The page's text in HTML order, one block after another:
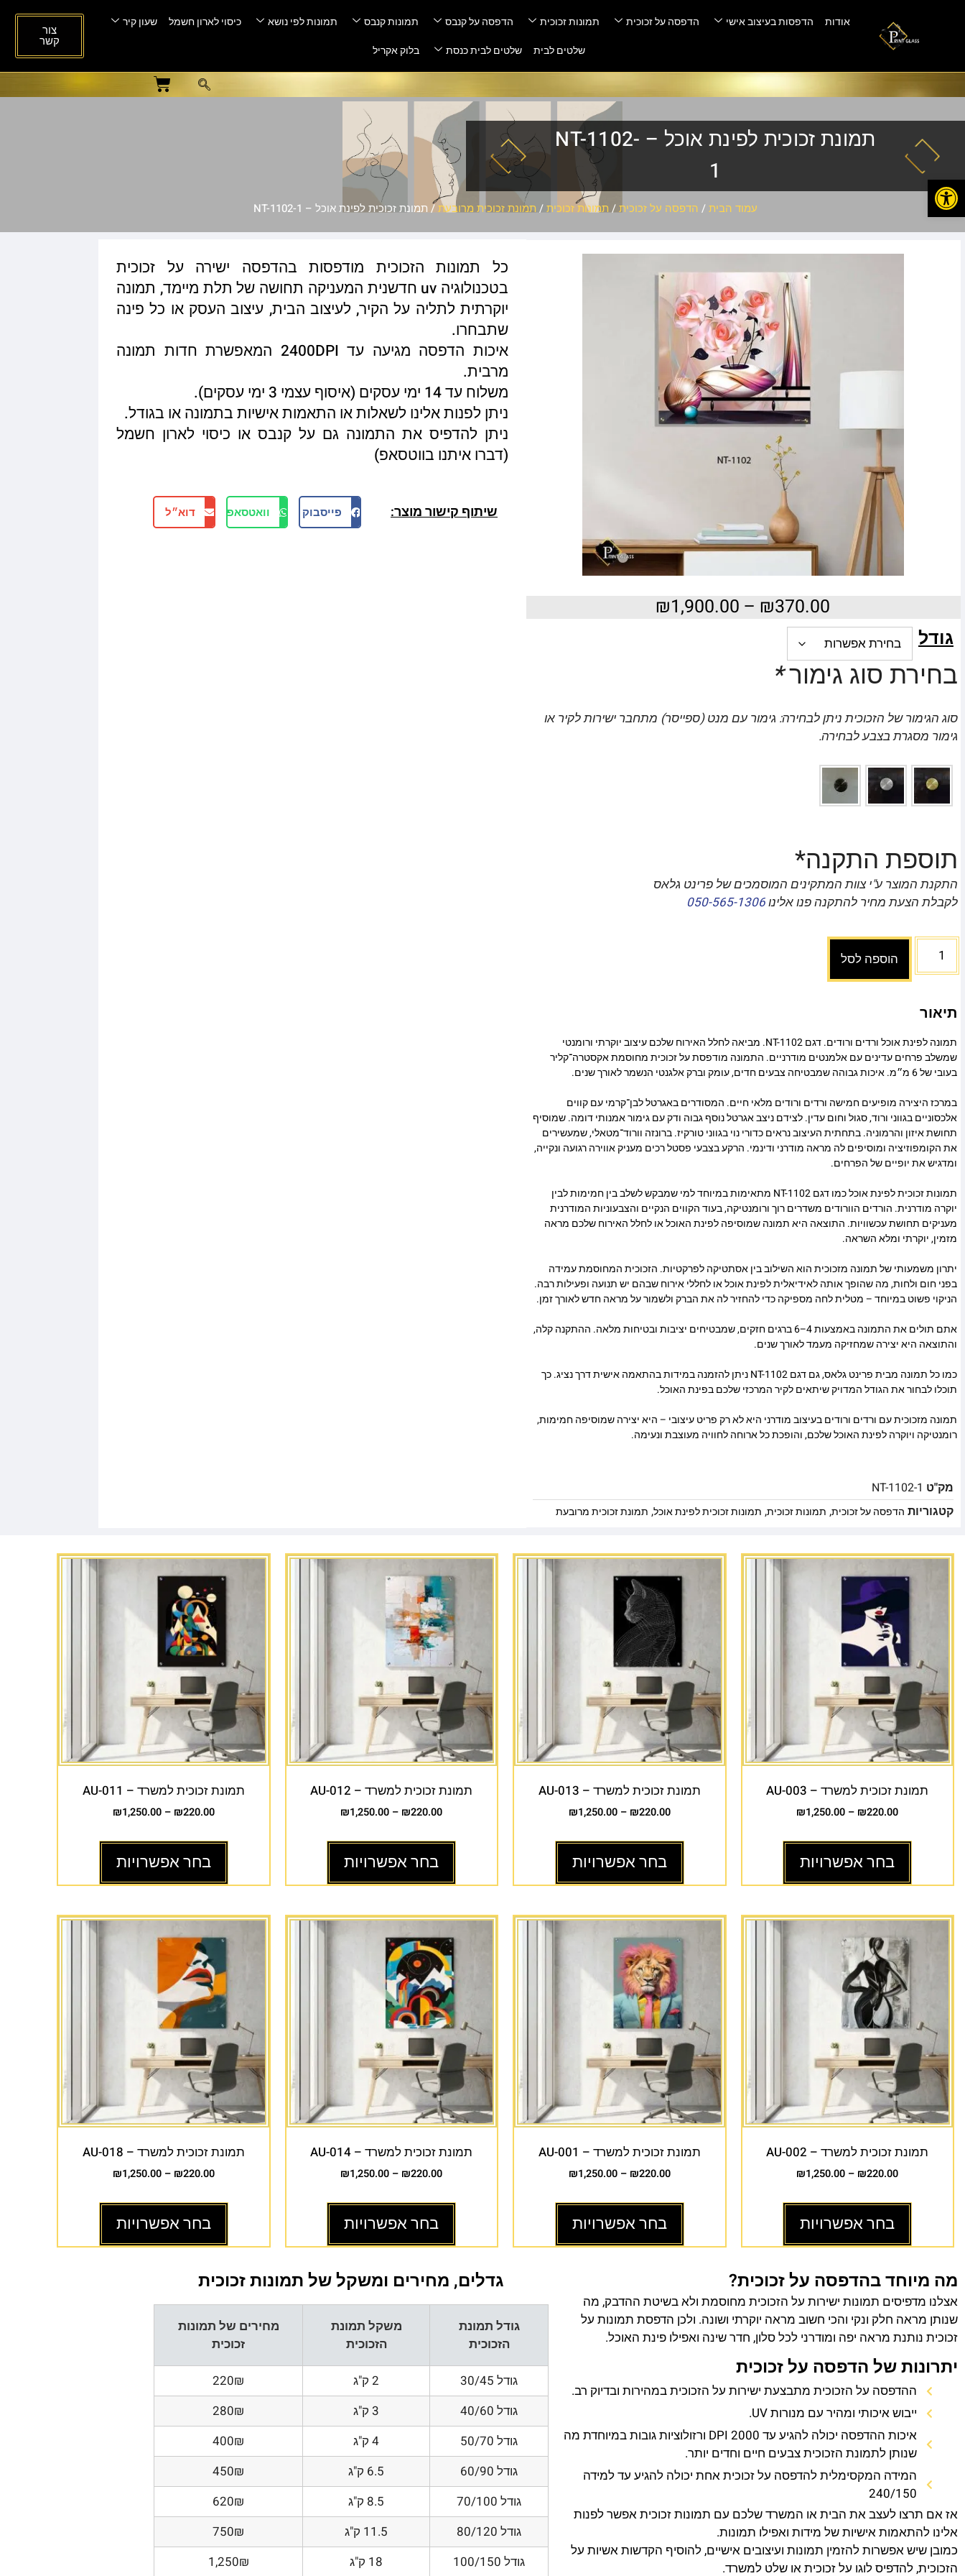
אודות הדפסות בעיצוב אישי הדפסה על זכוכית תמונות זכוכית הדפסה על קנבס תמונות קנבס תמונות לפי נושא כיסוי לארון חשמל
שעון קיר
שלטים לבית
שלטים לבית כנסת בלוק אקריל
צור
קשר
תמונת זכוכית לפינת אוכל – NT-1102-
1
עמוד הבית/ הדפסה על זכוכית/תמונות זכוכית/ תמונת זכוכית מרובעת/ תמונת זכוכית לפינת אוכל – NT-1102-1
₪370.00
–
₪1,900.00
גודל
בחירת סוג גימור*
סוג הגימור של הזכוכית ניתן לבחירה: גימור עם מנט (ספייסר) מתחבר ישירות לקיר או
גימור מסגרת בצבע לבחירה.
תוספת התקנה*
התקנת המוצר ע"י צוות המתקינים המוסמכים של פרינט גלאס
לקבלת הצעת מחיר להתקנה פנו אלינו050-565-1306
הוספה לסל
תיאור
תמונה לפינת אוכל ורדים ורודים. דגם NT-1102. מביאה לחלל האירוח שלכם עיצוב יוקרתי ורומנטי
שמשלב פרחים עדינים עם אלמנטים מודרניים. התמונה מודפסת על זכוכית מחוסמת אקסטרה־קליר
בעובי של 6 מ״מ. איכות גבוהה שמבטיחה צבעים חדים, עומק וברק אלגנטי הנשמר לאורך שנים.
במרכז היצירה מופיעים חמישה ורדים ורודים מלאי חיים. המסודרים באגרטל לבן־קרמי עם קווים
אלכסוניים בגווני ורוד, סגול וחום עדין. לצידם ניצב אגרטל נוסף גבוה ודק עם גימור אמנותי דומה. שמוסיף
תחושת איזון והרמוניה. בתחתית העיצוב נראים כדורי נוי בגווני טורקיז. ברונזה וורוד־מטאלי, שמעשירים
את הקומפוזיציה ומוסיפים לה מראה מודרני ודינמי. הרקע בצבעי פסטל רכים מעניק אווירה רגועה ונקייה,
ומדגיש את יופיים של הפרחים.
תמונות זכוכית לפינת אוכל כמו דגם NT-1102 מתאימות במיוחד למי שמבקש לשלב בין חמימות לבין
יוקרה מודרנית. הורדים הוורודים משדרים רוך ורומנטיקה, בעוד הקווים הנקיים והצבעוניות המודרנית
מעניקים תחושת עכשוויות. התוצאה היא תמונה שמוסיפה לפינת האוכל או לחלל האירוח שלכם מראה
מזמין, יוקרתי ומלא השראה.
יתרון משמעותי של תמונה מזכוכית הוא השילוב בין אסתטיקה לפרקטיות. הזכוכית המחוסמת עמידה
בפני חום ולחות, מה שהופך אותה לאידיאלית לפינת אוכל או לחללי אירוח שבהם יש תנועה ופעילות רבה.
הניקוי פשוט במיוחד – מטלית לחה מספיקה כדי להחזיר לה את הברק ולשמור על מראה חדש לאורך זמן.
אתם תולים את התמונה באמצעות 4–6 ברגים חזקים, שמבטיחים יציבות ובטיחות מלאה. ההתקנה קלה,
והתוצאה היא יצירה שמחזיקה מעמד לאורך שנים.
כמו כל תמונה מבית פרינט גלאס, גם דגם NT-1102 ניתן להזמנה במידות בהתאמה אישית דרך נציג. כך
תוכלו לבחור את הגודל המדויק שיתאים לקיר המרכזי שלכם בפינת האוכל.
תמונה מזכוכית עם ורדים ורודים בעיצוב מודרני היא לא רק פריט עיצובי – היא יצירה שמוסיפה חמימות,
רומנטיקה ויוקרה לפינת האוכל שלכם, והופכת כל ארוחה לחוויה מעוצבת ונעימה.
מק"ט NT-1102-1
קטגוריות הדפסה על זכוכית, תמונות זכוכית, תמונות זכוכית לפינת אוכל, תמונת זכוכית מרובעת
כל תמונות הזכוכית מודפסות בהדפסה ישירה על זכוכית
בטכנולוגיה uv חדשנית המעניקה תחושה של תלת מיימד, תמונה
יוקרתית לתליה על הקיר, לעיצוב הבית, עיצוב העסק או כל פינה
שתבחרו.
איכות הדפסה מגיעה עד 2400DPI המאפשרת חדות תמונה
מרבית.
משלוח עד 14 ימי עסקים (איסוף עצמי 3 ימי עסקים).
ניתן לפנות אלינו לשאלות או התאמות אישיות בתמונה או בגודל.
ניתן להדפיס את התמונה גם על קנבס או כיסוי לארון חשמל
(דברו איתנו בווטסאפ)
שיתוף קישור מוצר: פייסבוק וואטסאפ דוא״ל
תמונת זכוכית למשרד – AU-003
₪220.00
–
₪1,250.00
בחר אפשרויות
תמונת זכוכית למשרד – AU-013
₪220.00
–
₪1,250.00
בחר אפשרויות
תמונת זכוכית למשרד – AU-012
₪220.00
–
₪1,250.00
בחר אפשרויות
תמונת זכוכית למשרד – AU-011
₪220.00
–
₪1,250.00
בחר אפשרויות
תמונת זכוכית למשרד – AU-002
₪220.00
–
₪1,250.00
בחר אפשרויות
תמונת זכוכית למשרד – AU-001
₪220.00
–
₪1,250.00
בחר אפשרויות
תמונת זכוכית למשרד – AU-014
₪220.00
–
₪1,250.00
בחר אפשרויות
תמונת זכוכית למשרד – AU-018
₪220.00
–
₪1,250.00
בחר אפשרויות
מה מיוחד בהדפסה על זכוכית?
אצלנו מדפיסים תמונות ישירות על הזכוכית מחוסמת ולא בשיטת ההדבק, מה
שנותן מראה חלק ונקי והכי חשוב מראה יוקרתי ושונה. ולכן הדפסת תמונות על
זכוכית נותנת מראה יפה ומודרני לכל סלון, חדר שינה ואפילו פינת האוכל.
יתרונות של הדפסה על זכוכית
ההדפסה על הזכוכית מתבצעת ישירות על הזכוכית במהירות ובדיוק רב.
ייבוש איכותי ומהיר עם מנורות UV.
איכות ההדפסה יכולה להגיע עד 2000 DPI ורזולוציות גובות במיוחדת מה
שנותן לתמונת הזכוכית צבעים חיים וחדים יותר.
המידה המקסימלית להדפסה על זכוכית אחת יכולה להגיע עד למידה
240/150
אז אם תרצו לעצב את הבית או המשרד שלכם עם תמונות זכוכית אפשר לפנות
אלינו להתאמות אישיות של מידות ואפילו תמונות.
כמובן שיש אפשרות להזמין תמונות ועיצובים אישיים, להוסיף הקדשות אשיות על
הזכוכית, להדפיס לוגו על זכוכית או שלט למשרד.
גדלים, מחירים ומשקל של תמונות זכוכית
גודל תמונת
הזכוכית
משקל תמונת
הזכוכית
מחירים של תמונות
זכוכית
גודל 30/45 2 ק"ג
220₪
גודל 40/60
3 ק"ג
280₪
גודל 50/70
4 ק"ג
400₪
גודל 60/90
6.5 ק"ג
450₪
גודל 70/100
8.5 ק"ג
620₪
גודל 80/120
11.5 ק"ג
750₪
גודל 100/150
18 ק"ג 1,250₪
פתח סרגל נגישות